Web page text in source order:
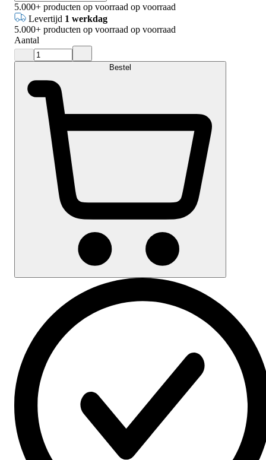
5.000+ producten op voorraad op voorraad
Levertijd 1 werkdag
5.000+ producten op voorraad op voorraad
Aantal
Bestel